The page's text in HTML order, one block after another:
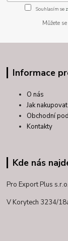
Souhlasím se
Můžete
Informace
O nás
Jak nakupovat
Obchodní
Kontakty
Kde nás
Pro Export Plus s.r.o.
V Korytech 3234/